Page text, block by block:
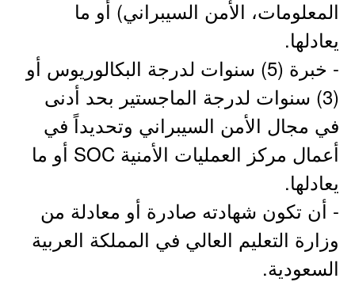
المعلومات، الأمن السيبراني) أو ما
يعادلها.
- خبرة (5) سنوات لدرجة البكالوريوس أو
(3) سنوات لدرجة الماجستير بحد أدنى
في مجال الأمن السيبراني وتحديداً في
أعمال مركز العمليات الأمنية SOC أو ما
يعادلها.
- أن تكون شهادته صادرة أو معادلة من
وزارة التعليم العالي في المملكة العربية
السعودية.